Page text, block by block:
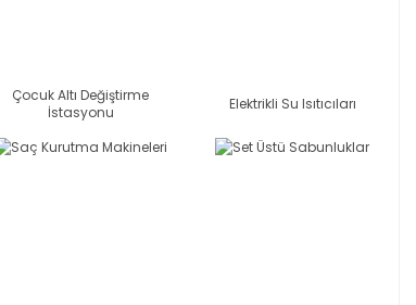
Çocuk Altı Değiştirme
İstasyonu
Elektrikli Su Isıtıcıları